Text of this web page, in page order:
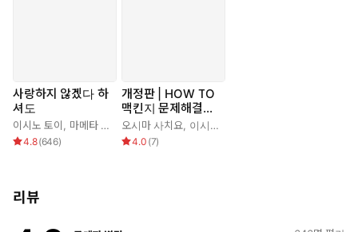
사랑하지 않겠다 하
셔도
이시노 토이, 마메타 무기
4.8(646)
개정판 | HOW TO
맥킨지 문제해결의
기술
오시마 사치요, 이시노 토이
4.0 (7)
리뷰